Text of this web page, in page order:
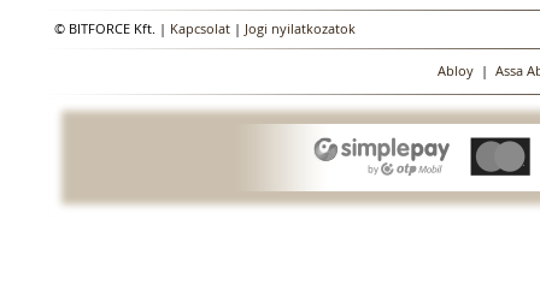
© BITFORCE Kft. | Kapcsolat | Jogi nyilatkozatok
Abloy| Assa